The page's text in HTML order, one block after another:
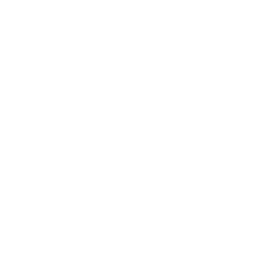
da política de
na imaxe: